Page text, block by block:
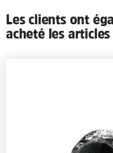
Les clients ont
acheté les